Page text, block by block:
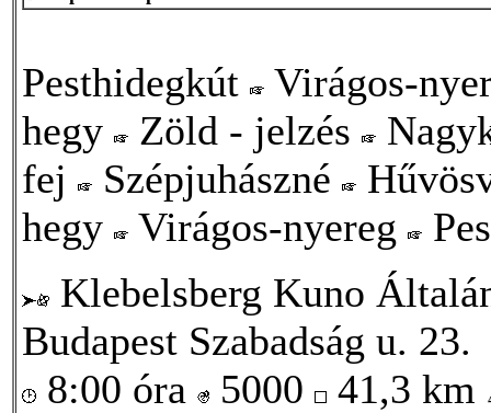
Pesthidegkút
Virágos-
hegy
Zöld - jelzés
fej
Szépjuhászné
hegy
Virágos-nyereg
Klebelsberg Kuno
Budapest Szabadság u. 23.
8:00 óra
5000 41,3 km